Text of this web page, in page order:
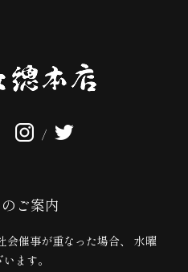
/
ご案内
催事が重なった場合、 水曜
ます。